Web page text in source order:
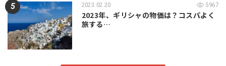
2023.02.20 5967
2023年、ギリシャの物価は？コスパよく
旅する…